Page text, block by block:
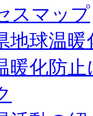
スマップ
地球温
暖化防